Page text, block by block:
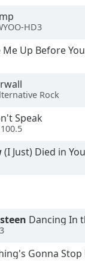
HD3
Me Up Before
Rock
Speak
(I Just) Died in
Dancing In
Gonna Stop